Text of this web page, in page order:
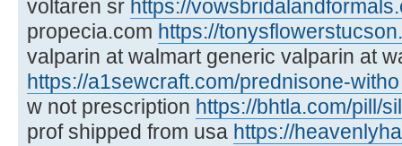
voltaren sr https://
propecia.com https://
valparin at walmart generic valparin at
https://a1sewcraft.com/prednisone-
w not prescription https://bhtla.com/pill/
prof shipped from usa https://